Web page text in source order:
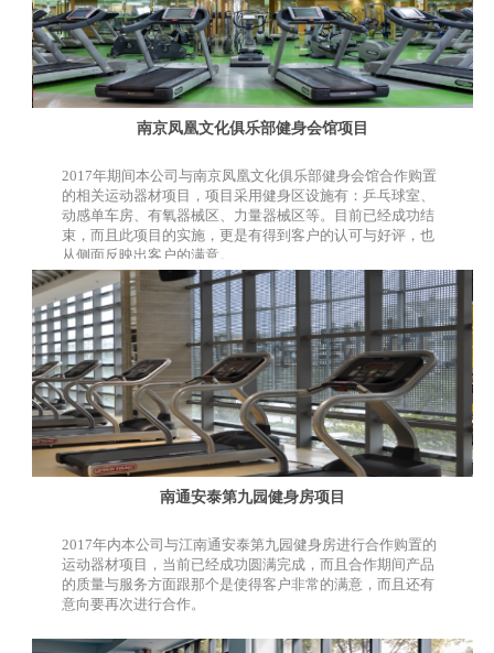
南京凤凰文化俱乐部健身会馆项目
2017年期间本公司与南京凤凰文化俱乐部健身会馆合作购置
的相关运动器材项目，项目采用健身区设施有：乒乓球室、
动感单车房、有氧器械区、力量器械区等。目前已经成功结
束，而且此项目的实施，更是有得到客户的认可与好评，也
从侧面反映出客户的满意。
南通安泰第九园健身房项目
2017年内本公司与江南通安泰第九园健身房进行合作购置的
运动器材项目，当前已经成功圆满完成，而且合作期间产品
的质量与服务方面跟那个是使得客户非常的满意，而且还有
意向要再次进行合作。